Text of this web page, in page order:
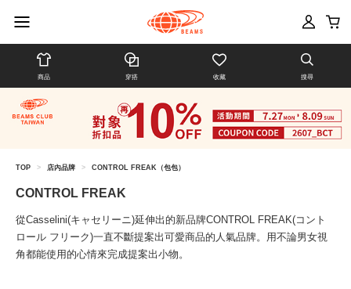
商品 穿搭 收藏 搜尋
TOP > 店內品牌 > CONTROL FREAK（包包）
CONTROL FREAK
從Casselini(キャセリーニ)延伸出的新品牌CONTROL FREAK(コント
ロール フリーク)一直不斷提案出可愛商品的人氣品牌。用不論男女視
角都能使用的心情來完成提案出小物。